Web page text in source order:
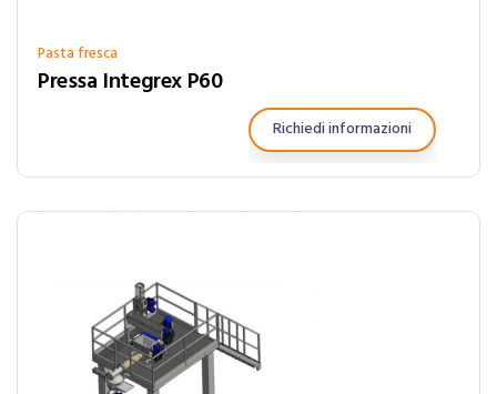
Pasta fresca
Pressa Integrex P60
Richiedi informazioni